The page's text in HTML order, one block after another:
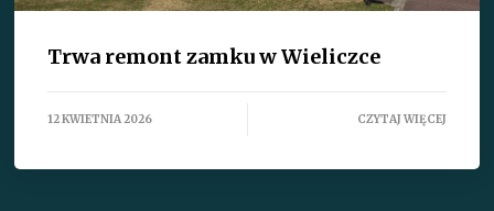
Trwa remont zamku w Wieliczce
12 KWIETNIA 2026 CZYTAJ WIĘCEJ